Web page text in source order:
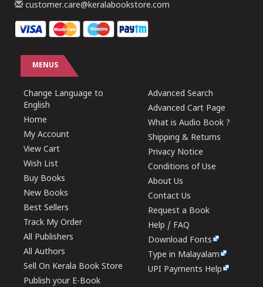
customer.care@keralabookstore.com
MENUS
Change Language to
English
Home
My Account
View Cart
Wish List
Buy Books
New Books
Best Sellers
Track My Order
All Publishers
All Authors
Sell On Kerala Book Store
Publish your E-Book
Advanced Search
Advanced Cart Page
What is Audio Book ?
Shipping & Returns
Privacy Notice
Conditions of Use
About Us
Contact Us
Request a Book
Help / FAQ
Download Fonts
Type in Malayalam
UPI Payments Help